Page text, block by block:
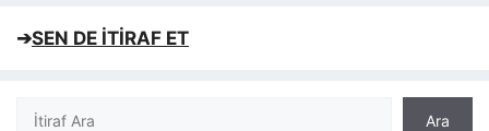
➔SEN DE İTİRAF ET
Ara
Ara